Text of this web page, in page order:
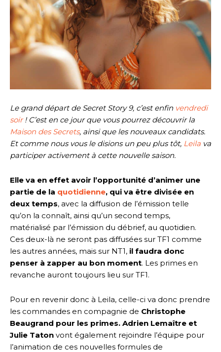
Le grand départ de Secret Story 9, c’est enfin vendredi
soir! C’est en ce jour que vous pourrez découvrir la
Maison des Secrets, ainsi que les nouveaux candidats.
Et comme nous vous le disions un peu plus tôt, Leila va
participer activement à cette nouvelle saison.
Elle va en effet avoir l’opportunité d’animer une
partie de la quotidienne, qui va être divisée en
deux temps, avec la diffusion de l’émission telle
qu’on la connaît, ainsi qu’un second temps,
matérialisé par l’émission du débrief, au quotidien.
Ces deux-là ne seront pas diffusées sur TF1 comme
les autres années, mais sur NT1, il faudra donc
penser à zapper au bon moment. Les primes en
revanche auront toujours lieu sur TF1.
Pour en revenir donc à Leila, celle-ci va donc prendre
les commandes en compagnie de Christophe
Beaugrand pour les primes. Adrien Lemaître et
Julie Taton vont également rejoindre l’équipe pour
l’animation de ces nouvelles formules de